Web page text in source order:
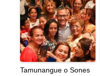
Tamunangue o Sones